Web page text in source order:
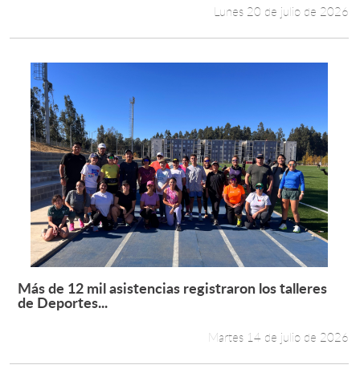
Lunes 20 de julio de 2026
Leer más +
Más de 12 mil asistencias registraron los talleres
de Deportes...
Martes 14 de julio de 2026